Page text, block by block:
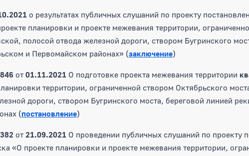
о результатах публичных слушаний по проекту
планировки и проекте межевания территории,
полосой отвода железной дороги, створом Бугринского
и Первомайском районах» (заключение)
от 01.11.2021О подготовке проекта межевания территории
территории, ограниченной створом Октябрьского
дороги, створом Бугринского моста, береговой линией
(постановление)
от 21.09.2021О проведении публичных слушаний по проекту
«О проекте планировки и проекте межевания территории,